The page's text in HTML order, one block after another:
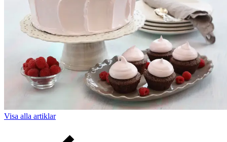
Visa alla artiklar